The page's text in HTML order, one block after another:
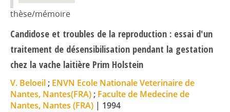
thèse/mémoire
Candidose et troubles de la reproduction : essai d'un
traitement de désensibilisation pendant la gestation
chez la vache laitière Prim Holstein
V. Beloeil ; ENVN Ecole Nationale Veterinaire de
Nantes, Nantes(FRA) ; Faculte de Medecine de
Nantes, Nantes (FRA) | 1994